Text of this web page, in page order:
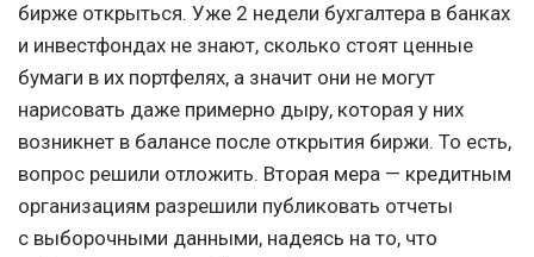
бирже открыться. Уже 2 недели бухгалтера в банках
и инвестфондах не знают, сколько стоят ценные
бумаги в их портфелях, а значит они не могут
нарисовать даже примерно дыру, которая у них
возникнет в балансе после открытия биржи. То есть,
вопрос решили отложить. Вторая мера — кредитным
организациям разрешили публиковать отчеты
с выборочными данными, надеясь на то, что